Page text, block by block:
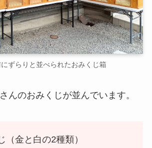
ずらりと並べられたおみくじ箱
んのおみくじが並んでいます。
（金と白の2種類）